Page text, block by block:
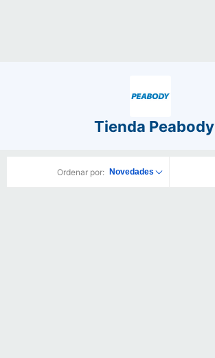
Tienda Peabody
Ordenar por: Novedades